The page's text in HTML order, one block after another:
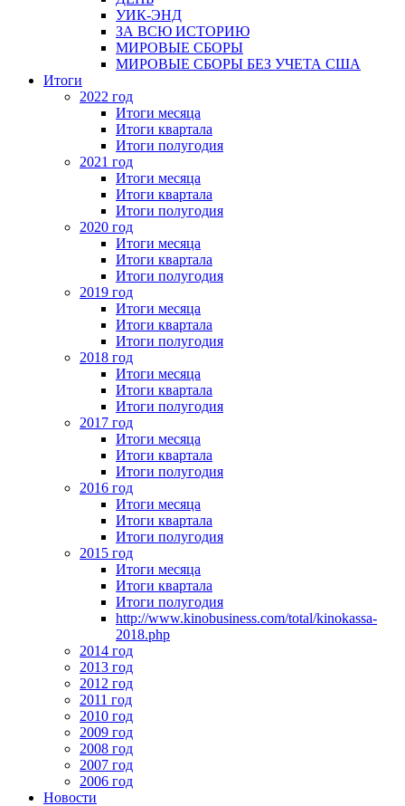
УИК-ЭНД
ЗА ВСЮ ИСТОРИЮ
МИРОВЫЕ СБОРЫ
МИРОВЫЕ СБОРЫ БЕЗ УЧЕТА США
Итоги
2022 год
Итоги месяца
Итоги квартала
Итоги полугодия
2021 год
Итоги месяца
Итоги квартала
Итоги полугодия
2020 год
Итоги месяца
Итоги квартала
Итоги полугодия
2019 год
Итоги месяца
Итоги квартала
Итоги полугодия
2018 год
Итоги месяца
Итоги квартала
Итоги полугодия
2017 год
Итоги месяца
Итоги квартала
Итоги полугодия
2016 год
Итоги месяца
Итоги квартала
Итоги полугодия
2015 год
Итоги месяца
Итоги квартала
Итоги полугодия
http://www.kinobusiness.com/total/kinokassa-
2018.php
2014 год
2013 год
2012 год
2011 год
2010 год
2009 год
2008 год
2007 год
2006 год
Новости